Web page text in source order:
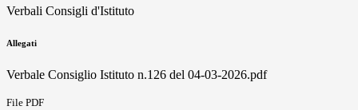
Verbali Consigli d'Istituto
Allegati
Verbale Consiglio Istituto n.126 del 04-03-2026.pdf
File PDF